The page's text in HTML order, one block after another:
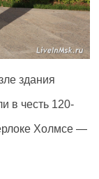
здания
в честь 120-
Холмсе —